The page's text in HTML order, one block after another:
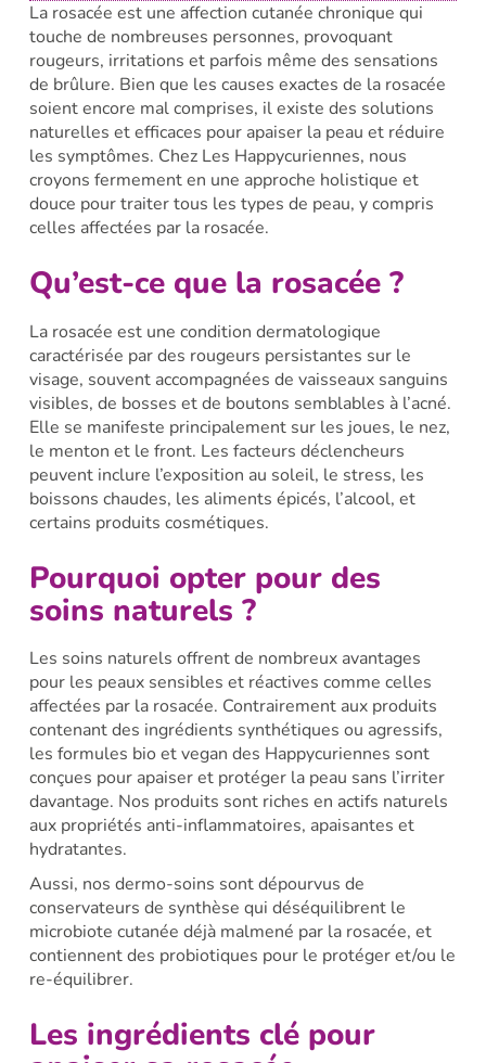
La rosacée est une affection cutanée chronique qui
touche de nombreuses personnes, provoquant
rougeurs, irritations et parfois même des sensations
de brûlure. Bien que les causes exactes de la rosacée
soient encore mal comprises, il existe des solutions
naturelles et efficaces pour apaiser la peau et réduire
les symptômes. Chez Les Happycuriennes, nous
croyons fermement en une approche holistique et
douce pour traiter tous les types de peau, y compris
celles affectées par la rosacée.
Qu’est-ce que la rosacée ?
La rosacée est une condition dermatologique
caractérisée par des rougeurs persistantes sur le
visage, souvent accompagnées de vaisseaux sanguins
visibles, de bosses et de boutons semblables à l’acné.
Elle se manifeste principalement sur les joues, le nez,
le menton et le front. Les facteurs déclencheurs
peuvent inclure l’exposition au soleil, le stress, les
boissons chaudes, les aliments épicés, l’alcool, et
certains produits cosmétiques.
Pourquoi opter pour des
soins naturels ?
Les soins naturels offrent de nombreux avantages
pour les peaux sensibles et réactives comme celles
affectées par la rosacée. Contrairement aux produits
contenant des ingrédients synthétiques ou agressifs,
les formules bio et vegan des Happycuriennes sont
conçues pour apaiser et protéger la peau sans l’irriter
davantage. Nos produits sont riches en actifs naturels
aux propriétés anti-inflammatoires, apaisantes et
hydratantes.
Aussi, nos dermo-soins sont dépourvus de
conservateurs de synthèse qui déséquilibrent le
microbiote cutanée déjà malmené par la rosacée, et
contiennent des probiotiques pour le protéger et/ou le
re-équilibrer.
Les ingrédients clé pour